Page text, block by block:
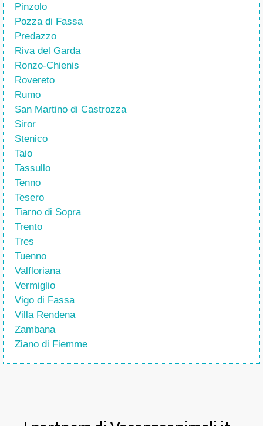
Pinzolo
Pozza di Fassa
Predazzo
Riva del Garda
Ronzo-Chienis
Rovereto
Rumo
San Martino di Castrozza
Siror
Stenico
Taio
Tassullo
Tenno
Tesero
Tiarno di Sopra
Trento
Tres
Tuenno
Valfloriana
Vermiglio
Vigo di Fassa
Villa Rendena
Zambana
Ziano di Fiemme